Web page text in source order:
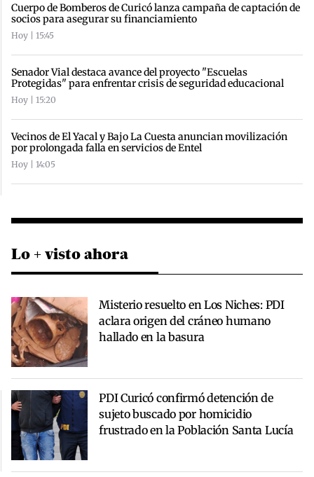
Cuerpo de Bomberos de Curicó lanza campaña de captación de
socios para asegurar su financiamiento
Hoy | 15:45
Senador Vial destaca avance del proyecto "Escuelas
Protegidas" para enfrentar crisis de seguridad educacional
Hoy | 15:20
Vecinos de El Yacal y Bajo La Cuesta anuncian movilización
por prolongada falla en servicios de Entel
Hoy | 14:05
Lo + visto ahora
Misterio resuelto en Los Niches: PDI
aclara origen del cráneo humano
hallado en la basura
PDI Curicó confirmó detención de
sujeto buscado por homicidio
frustrado en la Población Santa Lucía